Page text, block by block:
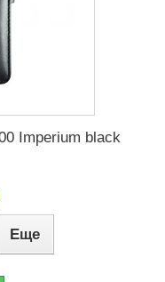
Imperium black
Еще